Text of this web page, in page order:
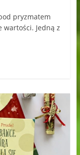
pryzmatem
wartości. Jedną z